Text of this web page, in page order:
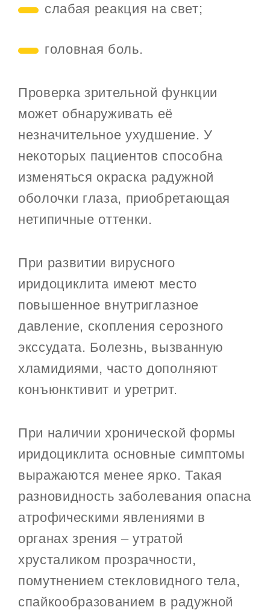
слабая реакция на свет;
головная боль.
Проверка зрительной функции
может обнаруживать её
незначительное ухудшение. У
некоторых пациентов способна
изменяться окраска радужной
оболочки глаза, приобретающая
нетипичные оттенки.
При развитии вирусного
иридоциклита имеют место
повышенное внутриглазное
давление, скопления серозного
экссудата. Болезнь, вызванную
хламидиями, часто дополняют
конъюнктивит и уретрит.
При наличии хронической формы
иридоциклита основные симптомы
выражаются менее ярко. Такая
разновидность заболевания опасна
атрофическими явлениями в
органах зрения – утратой
хрусталиком прозрачности,
помутнением стекловидного тела,
спайкообразованием в радужной